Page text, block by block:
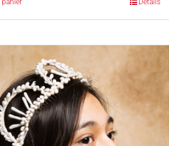
panier Détails